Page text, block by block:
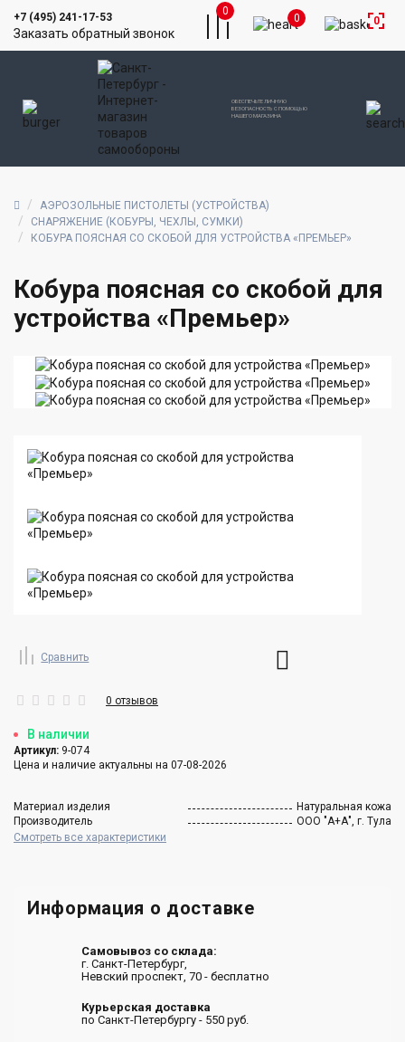
+7 (495) 241-17-53
Заказать обратный звонок
ОБЕСПЕЧЬТЕ ЛИЧНУЮ
БЕЗОПАСНОСТЬ С ПОМОЩЬЮ
НАШЕГО МАГАЗИНА
0
0 0
АЭРОЗОЛЬНЫЕ ПИСТОЛЕТЫ (УСТРОЙСТВА)
СНАРЯЖЕНИЕ (КОБУРЫ, ЧЕХЛЫ, СУМКИ)
КОБУРА ПОЯСНАЯ СО СКОБОЙ ДЛЯ УСТРОЙСТВА «ПРЕМЬЕР»
Кобура поясная со скобой для
устройства «Премьер»
Сравнить
0 отзывов
В наличии
Артикул: 9-074
Цена и наличие актуальны на 07-08-2026
Материал изделия
Натуральная кожа
Производитель
ООО "А+А", г. Тула
Смотреть все характеристики
Информация о доставке
Самовывоз со склада:
г. Санкт-Петербург,
Невский проспект, 70 - бесплатно
Курьерская доставка
по Санкт-Петербургу - 550 руб.